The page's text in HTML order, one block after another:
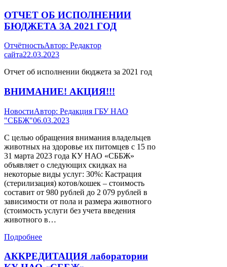
ОТЧЕТ ОБ ИСПОЛНЕНИИ
БЮДЖЕТА ЗА 2021 ГОД
ОтчётностьАвтор: Редактор
сайта22.03.2023
Отчет об исполнении бюджета за 2021 год
ВНИМАНИЕ! АКЦИЯ!!!
НовостиАвтор: Редакция ГБУ НАО
"СББЖ"06.03.2023
С целью обращения внимания владельцев
животных на здоровье их питомцев с 15 по
31 марта 2023 года КУ НАО «СББЖ»
объявляет о следующих скидках на
некоторые виды услуг: 30%: Кастрация
(стерилизация) котов/кошек – стоимость
составит от 980 рублей до 2 079 рублей в
зависимости от пола и размера животного
(стоимость услуги без учета введения
животного в…
Подробнее
АККРЕДИТАЦИЯ лаборатории